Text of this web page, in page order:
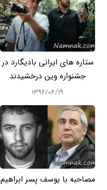
ستاره های ایرانی بادیگارد در
جشنواره وین درخشیدند
۱۳۹۶/۰۴/۱۹
مصاحبه با یوسف پسر ابراهیم